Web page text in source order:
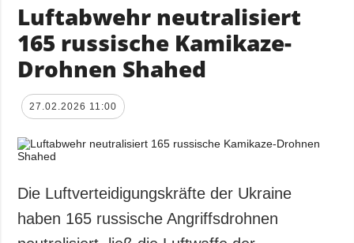
Luftabwehr neutralisiert
165 russische Kamikaze-
Drohnen Shahed
27.02.2026 11:00
Die Luftverteidigungskräfte der Ukraine
haben 165 russische Angriffsdrohnen